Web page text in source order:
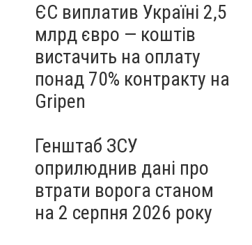
ЄС виплатив Україні 2,5
млрд євро — коштів
вистачить на оплату
понад 70% контракту на
Gripen
Генштаб ЗСУ
оприлюднив дані про
втрати ворога станом
на 2 серпня 2026 року